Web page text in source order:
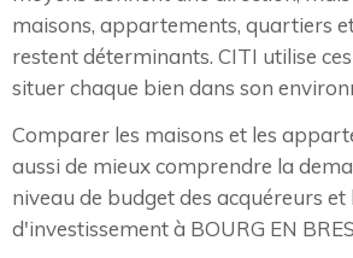
maisons, appartements, quartiers
restent déterminants. CITI utilise
situer chaque bien dans son
Comparer les maisons et les
aussi de mieux comprendre la
niveau de budget des acquéreurs
d'investissement à BOURG EN